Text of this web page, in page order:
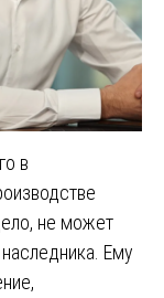
в
не может
Ему